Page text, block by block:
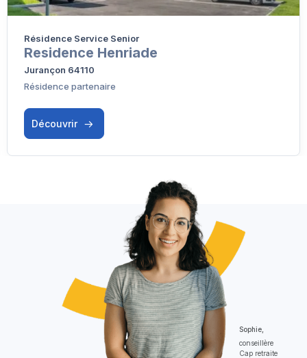
Résidence Service Senior
Residence Henriade
Jurançon 64110
Résidence partenaire
Découvrir
Sophie,
conseillère
Cap retraite